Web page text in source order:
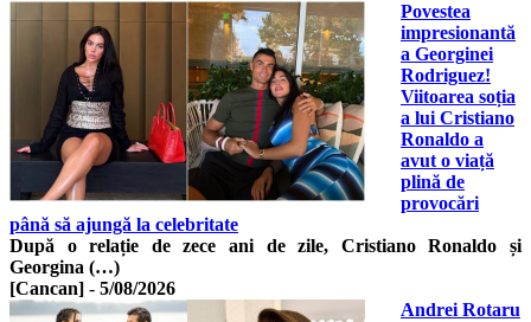
Povestea
impresionantă
a Georginei
Rodriguez!
Viitoarea soția
a lui Cristiano
Ronaldo a
avut o viață
plină de
provocări
până să ajungă la celebritate
După o relație de zece ani de zile, Cristiano Ronaldo și
Georgina (…)
[Cancan] - 5/08/2026
Andrei Rotaru